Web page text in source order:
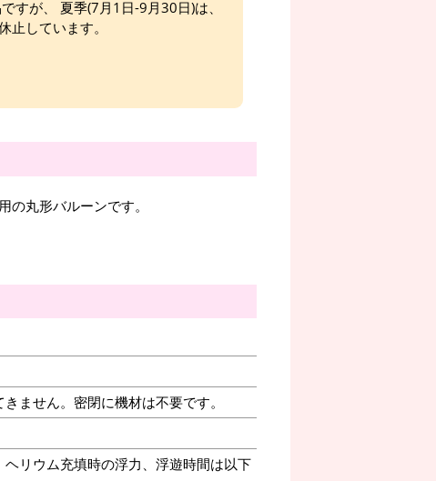
すが、 夏季(7月1日-9月30日)は、
しています。
丸形バルーンです。
ません。密閉に機材は不要です。
リウム充填時の浮力、浮遊時間は以下